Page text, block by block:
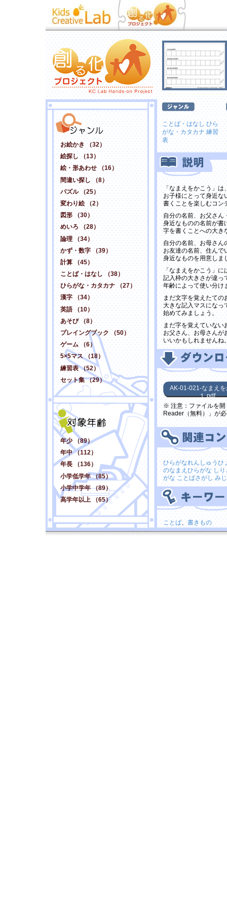
お絵かき （32）
絵探し （13）
絵・形あわせ （16）
間違い探し （8）
パズル （25）
変わり絵 （2）
図形 （30）
めいろ （28）
論理 （34）
かず・数字 （39）
計算 （45）
ことば・はなし （38）
ひらがな・カタカナ （27）
漢字 （34）
英語 （10）
あそび （8）
プレイングブック （50）
ゲーム （6）
5×5マス （18）
練習表 （52）
セット集 （29）
年少 （89）
年中 （112）
年長 （136）
小学低学年 （85）
小学中学年 （89）
高学年以上 （65）
ことば・はなし ひら
がな・カタカナ 練習
表
「なまえをかこう」は
お子様にとって身近な
書くことを楽しむコン
自分の名前、お父さん
身近なものの名前が書
字を書くことへの大き
自分の名前、お母さん
お友達の名前、住んで
身近なものを用意しま
「なまえをかこう」に
記入枠の大きさが違っ
年齢によって使い分け
まだ文字を覚えたての
大きな記入マスになっ
始めてみましょう。
まだ字を覚えていない
お父さん、お母さんが
いいかもしれませんね
AK-01-021-なまえ
１.pdf
※ 注意：ファイルを開
Reader（無料）」が
ひらがなれんしゅうひ
のなまえひらがな し
がな ことばさがし み
ことば、書きもの